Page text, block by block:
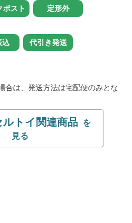
合は、発送方法は宅配便のみとな
ルトイ関連商品